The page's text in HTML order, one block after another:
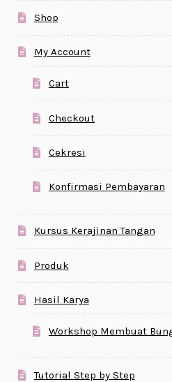
Shop
My Account
Cart
Checkout
Cekresi
Konfirmasi Pembayaran
Kursus Kerajinan Tangan
Produk
Hasil Karya
Workshop Membuat
Tutorial Step by Step